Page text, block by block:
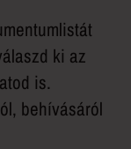
ki az
is.
behívásáról